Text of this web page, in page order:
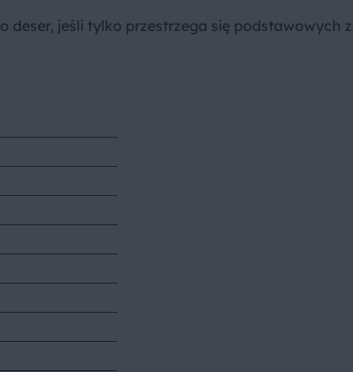
deser, jeśli tylko przestrzega się podstawowych